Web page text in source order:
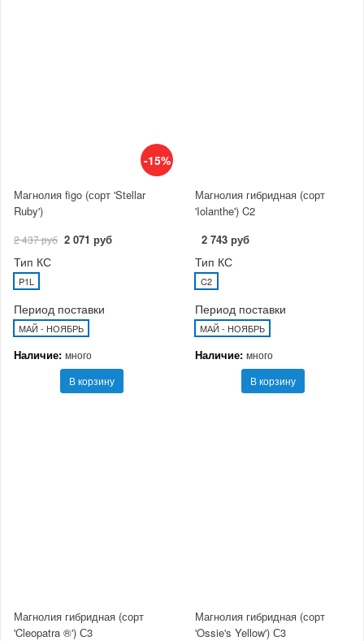
-15%
Магнолия figo (сорт 'Stellar
Ruby')
2 437 руб 2 071 руб
Тип КС
P1L
Период поставки
МАЙ - НОЯБРЬ
Наличие: много
В корзину
Магнолия гибридная (сорт
'Iolanthe') C2
2 743 руб
Тип КС
C2
Период поставки
МАЙ - НОЯБРЬ
Наличие: много
В корзину
Магнолия гибридная (сорт
'Cleopatra ®') С3
Магнолия гибридная (сорт
'Ossie's Yellow') С3